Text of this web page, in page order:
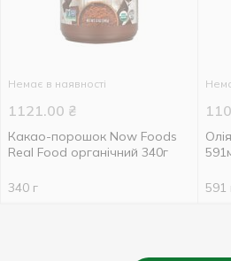
Немає в наявності
1121.00 ₴
Какао-порошок Now Foods
Real Food органічний 340г
340 г 591